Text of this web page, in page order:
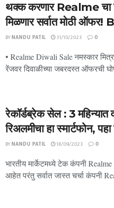
थक्क करणार Realme चा
मिळणार सर्वात मोठी
BYNANDU PATIL 31/10/2023 0
• Realme Diwali Sale नमस्कार
रेंजवर दिवाळीच्या जबरदस्त ऑफरची
रेकॉर्डब्रेक सेल : 3 महिन्यात
रिअलमीचा हा स्मार्टफोन,
BYNANDU PATIL 18/09/2023 0
भारतीय मार्केटमध्ये टेक कंपनी
आहेत परंतु सर्वात जास्त चर्चा कंपनी